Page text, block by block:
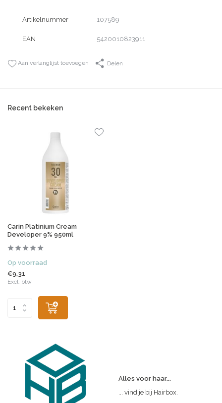
Artikelnummer 107589
EAN 5420010823911
Aan verlanglijst toevoegen Delen
Recent bekeken
Carin Platinium Cream
Developer 9% 950ml
Op voorraad
€9,31
Excl. btw
Alles voor haar...
... vind je bij Hairbox.